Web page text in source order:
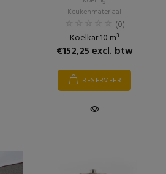
Keukenmateriaal
(0)
Koelkar 10 m³
€152,25 excl. btw
RESERVEER